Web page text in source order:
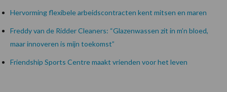
Hervorming flexibele arbeidscontracten kent mitsen en maren
Freddy van de Ridder Cleaners: “Glazenwassen zit in m’n bloed,
maar innoveren is mijn toekomst”
Friendship Sports Centre maakt vrienden voor het leven